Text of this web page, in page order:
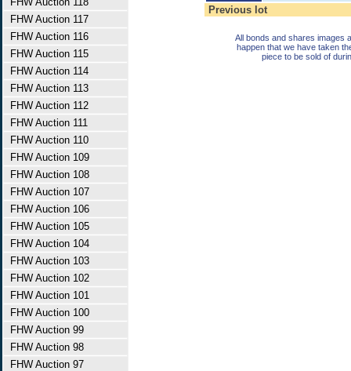
FHW Auction 117
FHW Auction 116
FHW Auction 115
FHW Auction 114
FHW Auction 113
FHW Auction 112
FHW Auction 111
FHW Auction 110
FHW Auction 109
FHW Auction 108
FHW Auction 107
FHW Auction 106
FHW Auction 105
FHW Auction 104
FHW Auction 103
FHW Auction 102
FHW Auction 101
FHW Auction 100
FHW Auction 99
FHW Auction 98
FHW Auction 97
Previous lot
All bonds and shares images
happen that we have taken
piece to be sold of